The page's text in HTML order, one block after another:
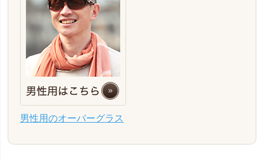
男性用のオーバーグラス